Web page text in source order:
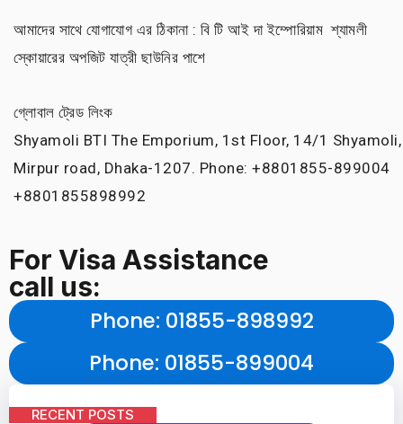
আমাদের সাথে যোগাযোগ এর ঠিকানা : বি টি আই দা ইম্পোরিয়াম শ্যামলী
স্কোয়ারের অপজিট যাত্রী ছাউনির পাশে
গ্লোবাল ট্রেড লিংক
Shyamoli BTI The Emporium, 1st Floor, 14/1 Shyamoli,
Mirpur road, Dhaka-1207. Phone: +8801855-899004
+8801855898992
For Visa Assistance
call us:
Phone: 01855-898992
Phone: 01855-899004
RECENT POSTS